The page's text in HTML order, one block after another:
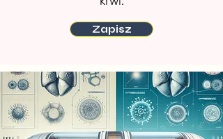
Zapisz